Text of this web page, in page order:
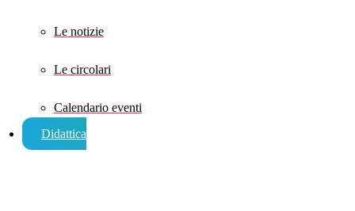
Le notizie
Le circolari
Calendario eventi
Didattica